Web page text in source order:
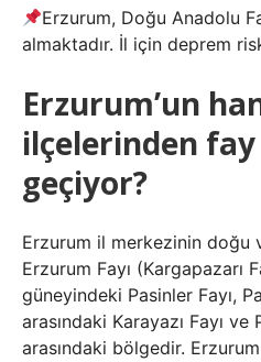
Erzurum, Doğu Anadolu
almaktadır. İl için deprem
Erzurum’un
ilçelerinden
geçiyor?
Erzurum il merkezinin doğu
Erzurum Fayı (Kargapazarı
güneyindeki Pasinler Fayı,
arasındaki Karayazı Fayı ve
arasındaki bölgedir.